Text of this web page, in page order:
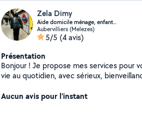
Zela Dimy
Aide domicile ménage, enfant..
Aubervilliers (Melezes)
5/5 (4 avis)
Présentation
Bonjour ! Je propose mes services pour
vie au quotidien, avec sérieux,
particulier et agence avec références et avis.
Aucun avis pour l'instant